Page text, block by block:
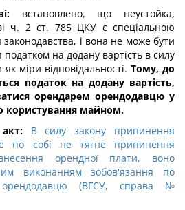
встановлено, що неустойка,
ч. 2 ст. 785 ЦКУ є спеціальною
і вона не може бути
на додану вартість в силу
міри відповідальності. Тому, до
податок на додану вартість,
орендарем орендодавцю у
користування майном.
В силу закону припинення
по собі не тягне припинення
орендної плати, воно
виконанням зобов'язання по
(ВГСУ, справа №